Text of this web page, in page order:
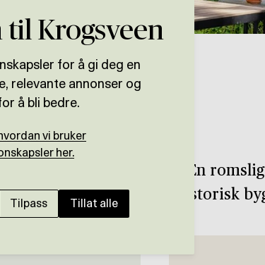
GRÜNERLØKKA
Skap ditt drømmehjem! En
midt på Grünerløkka i historisk
Krogsveen
for å gi deg en
relevante annonser og
å bli bedre.
vi bruker
her.
Tilpass Tillat alle